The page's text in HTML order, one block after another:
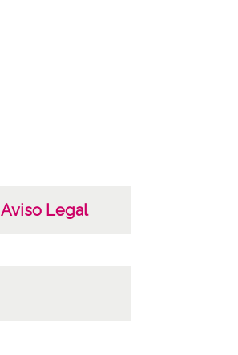
Aviso Legal